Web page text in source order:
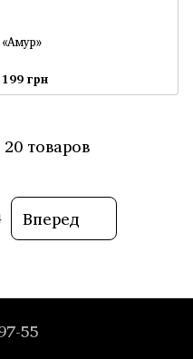
«Амур»
199 грн
товаров
Вперед
55